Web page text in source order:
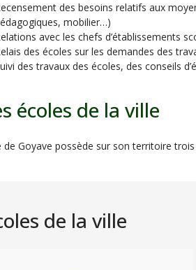
des besoins relatifs aux
mobilier…)
avec les chefs d’établissements
des écoles sur les demandes des
des travaux des écoles, des conseils
écoles de la ville
de Goyave possède sur son territoire
de la ville